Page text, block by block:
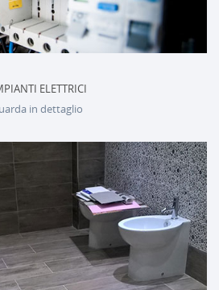
ELETTRICI
in dettaglio